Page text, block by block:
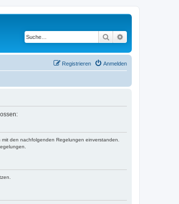
Suche
Anmelden
Registrieren
mit den nachfolgenden Regelungen einverstanden.